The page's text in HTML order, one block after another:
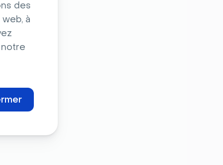
des
à